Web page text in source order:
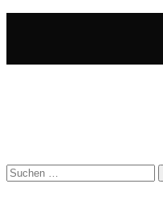
Suchen
nach: